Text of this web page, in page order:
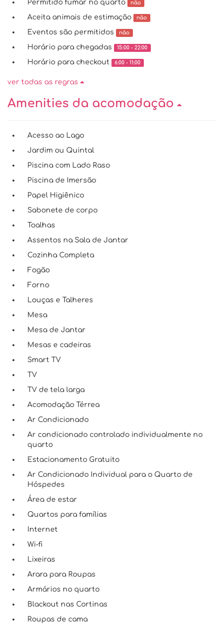
Permitido fumar no quarto não
Aceita animais de estimação não
Eventos são permitidos não
Horário para chegadas 15:00 - 22:00
Horário para checkout 6:00 - 11:00
ver todas as regras
Amenities da acomodação
Acesso ao Lago
Jardim ou Quintal
Piscina com Lado Raso
Piscina de Imersão
Papel Higiênico
Sabonete de corpo
Toalhas
Assentos na Sala de Jantar
Cozinha Completa
Fogão
Forno
Louças e Talheres
Mesa
Mesa de Jantar
Mesas e cadeiras
Smart TV
TV
TV de tela larga
Acomodação Térrea
Ar Condicionado
Ar condicionado controlado individualmente no
quarto
Estacionamento Gratuito
Ar Condicionado Individual para o Quarto de
Hóspedes
Área de estar
Quartos para famílias
Internet
Wi-fi
Lixeiras
Arara para Roupas
Armários no quarto
Blackout nas Cortinas
Roupas de cama